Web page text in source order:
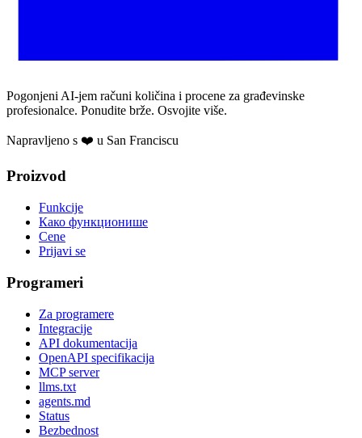
Pogonjeni AI-jem računi količina i procene za građevinske
profesionalce. Ponudite brže. Osvojite više.
Napravljeno s ❤️ u San Franciscu
Proizvod
Funkcije
Како функционише
Cene
Prijavi se
Programeri
Za programere
Integracije
API dokumentacija
OpenAPI specifikacija
MCP server
llms.txt
agents.md
Status
Bezbednost